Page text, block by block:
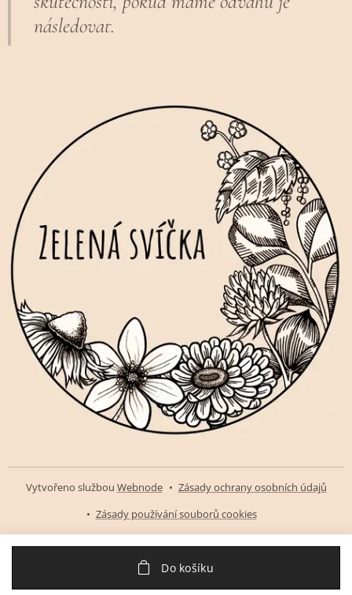
Do košíku
následovat.
Vytvořeno službou Webnode
Zásady ochrany osobních údajů
Zásady používání souborů cookies